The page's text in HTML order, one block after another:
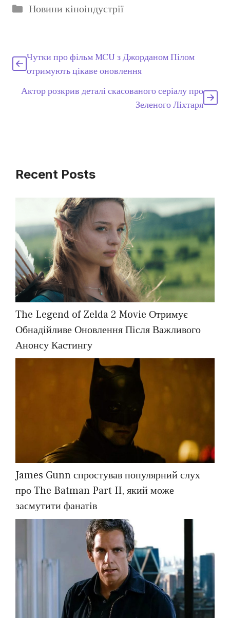
Категорії
Новини кіноіндустрії
Чутки про фільм MCU з Джорданом Пілом
отримують цікаве оновлення
Актор розкрив деталі скасованого серіалу про
Зеленого Ліхтаря
Recent Posts
The Legend of Zelda 2 Movie Отримує
Обнадійливе Оновлення Після Важливого
Анонсу Кастингу
James Gunn спростував популярний слух
про The Batman Part II, який може
засмутити фанатів